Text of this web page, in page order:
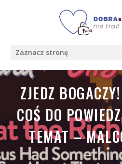
Zaznacz stronę
ZJEDZ
COŚ DO
TEMAT –